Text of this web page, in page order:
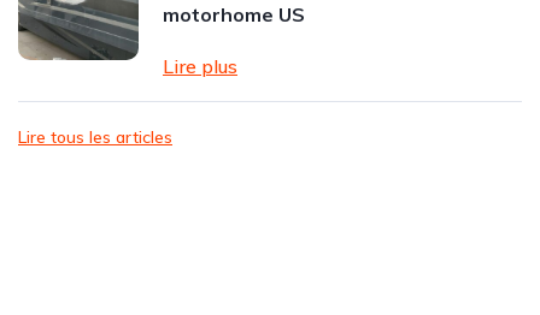
motorhome US
Lire plus
Lire tous les articles